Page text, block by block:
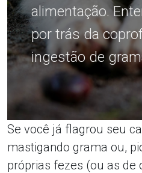
alimentação.
por trás da
ingestão de
Se você já flagrou seu
mastigando grama ou,
próprias fezes (ou as de